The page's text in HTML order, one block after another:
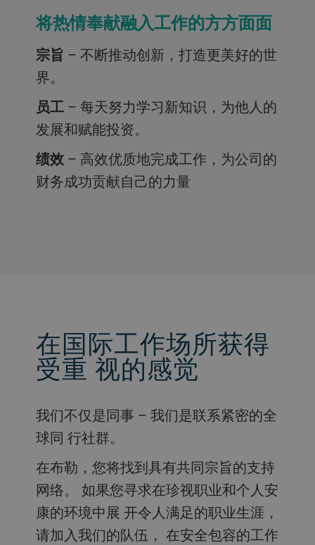
将热情奉献融入工作的方方面面
宗旨 – 不断推动创新，打造更美好的世
界。
员工– 每天努力学习新知识，为他人的
发展和赋能投资。
绩效– 高效优质地完成工作，为公司的
财务成功贡献自己的力量
在国际工作场所获得
受重 视的感觉
我们不仅是同事 – 我们是联系紧密的全
球同 行社群。
在布勒，您将找到具有共同宗旨的支持
网络。 如果您寻求在珍视职业和个人安
康的环境中展 开令人满足的职业生涯，
请加入我们的队伍， 在安全包容的工作